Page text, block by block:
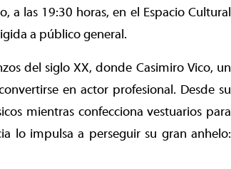
las 19:30 horas, en el Espacio Cultural
a público general.
del siglo XX, donde Casimiro Vico, un
en actor profesional. Desde su
mientras confecciona vestuarios para
lo impulsa a perseguir su gran anhelo: